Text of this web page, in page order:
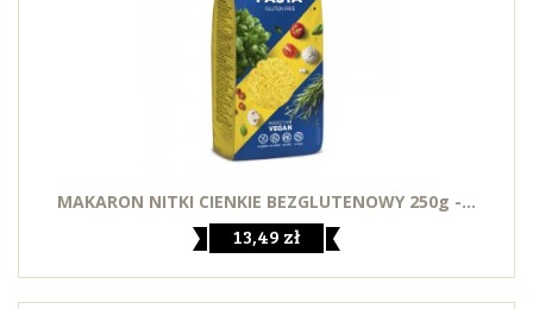
MAKARON NITKI CIENKIE BEZGLUTENOWY 250g -...
13,49 zł